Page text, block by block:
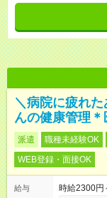
＼病院に疲れ
んの健康管理
派遣 職種未経験OK
WEB登録・面接OK
給与
時給2300